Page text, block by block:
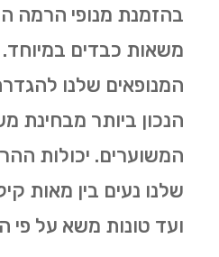
בהזמנת מנופי הרמה
משאות כבדים במיוחד.
המנופאים שלנו
הנכון ביותר מבחינת
המשוערים. יכולות
שלנו נעים בין מאות
ועד טונות משא על פי